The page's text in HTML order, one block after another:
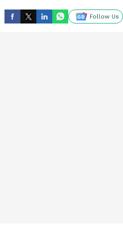
Follow Us